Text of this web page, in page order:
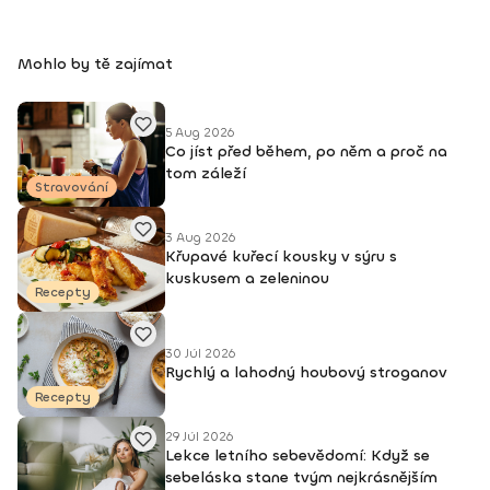
Mohlo by tě zajímat
Stravování
5 Aug 2026
Co jíst před během, po něm a proč na
tom záleží
Recepty
3 Aug 2026
Křupavé kuřecí kousky v sýru s
kuskusem a zeleninou
Recepty
30 Júl 2026
Rychlý a lahodný houbový stroganov
29 Júl 2026
Lekce letního sebevědomí: Když se
sebeláska stane tvým nejkrásnějším